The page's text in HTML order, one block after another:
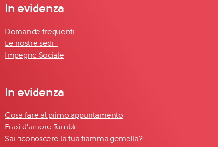
In evidenza
Domande frequenti
Le nostre sedi
Impegno Sociale
In evidenza
Cosa fare al primo appuntamento
Frasi d'amore Tumblr
Sai riconoscere la tua fiamma gemella?